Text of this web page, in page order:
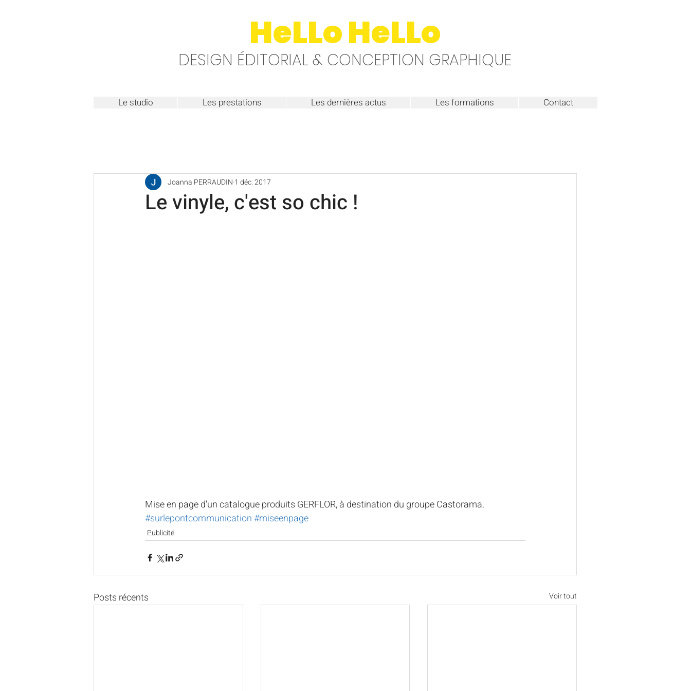
HeLLo HeLLo
DESIGN ÉDITORIAL & CONCEPTION GRAPHIQUE
Le studio Les prestations Les dernières actus Les formations Contact
Le vinyle, c'est so chic !
Joanna PERRAUDIN 1 déc. 2017
Mise en page d'un catalogue produits GERFLOR, à destination du groupe Castorama.
#surlepontcommunication #miseenpage
Publicité
Posts récents Voir tout